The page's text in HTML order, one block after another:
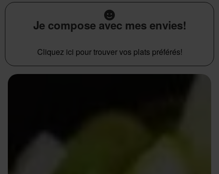
Je compose avec mes envies!
Cliquez ici pour trouver vos plats préférés!